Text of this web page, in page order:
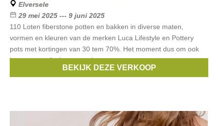
Elversele
29 mei 2025 --- 9 juni 2025
110 Loten fiberstone potten en bakken in diverse maten,
vormen en kleuren van de merken Luca Lifestyle en Pottery
pots met kortingen van 30 tem 70%. Het moment dus om ook
jouw terras of tuin te voorzien
POTTERYPOTS,Luca lifestyle,Grigio
BEKIJK DEZE VERKOOP